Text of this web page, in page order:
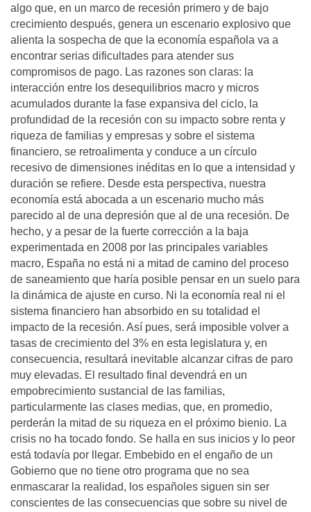
algo que, en un marco de recesión primero y de bajo
crecimiento después, genera un escenario explosivo que
alienta la sospecha de que la economía española va a
encontrar serias dificultades para atender sus
compromisos de pago. Las razones son claras: la
interacción entre los desequilibrios macro y micros
acumulados durante la fase expansiva del ciclo, la
profundidad de la recesión con su impacto sobre renta y
riqueza de familias y empresas y sobre el sistema
financiero, se retroalimenta y conduce a un círculo
recesivo de dimensiones inéditas en lo que a intensidad y
duración se refiere. Desde esta perspectiva, nuestra
economía está abocada a un escenario mucho más
parecido al de una depresión que al de una recesión. De
hecho, y a pesar de la fuerte corrección a la baja
experimentada en 2008 por las principales variables
macro, España no está ni a mitad de camino del proceso
de saneamiento que haría posible pensar en un suelo para
la dinámica de ajuste en curso. Ni la economía real ni el
sistema financiero han absorbido en su totalidad el
impacto de la recesión. Así pues, será imposible volver a
tasas de crecimiento del 3% en esta legislatura y, en
consecuencia, resultará inevitable alcanzar cifras de paro
muy elevadas. El resultado final devendrá en un
empobrecimiento sustancial de las familias,
particularmente las clases medias, que, en promedio,
perderán la mitad de su riqueza en el próximo bienio. La
crisis no ha tocado fondo. Se halla en sus inicios y lo peor
está todavía por llegar. Embebido en el engaño de un
Gobierno que no tiene otro programa que no sea
enmascarar la realidad, los españoles siguen sin ser
conscientes de las consecuencias que sobre su nivel de